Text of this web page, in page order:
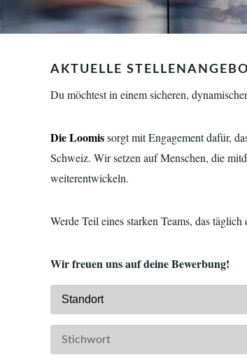
AKTUELLE
Du möchtest in einem sicheren,
Die Loomissorgt mit Engagement dafür,
Schweiz. Wir setzen auf Menschen, die
weiterentwickeln.
Werde Teil eines starken Teams, das
Wir freuen uns auf deine Bewerbung!
Standort